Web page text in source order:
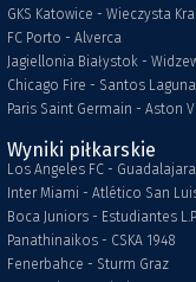
GKS Katowice - Wieczysta
FC Porto - Alverca
Jagiellonia Białystok -
Chicago Fire - Santos Laguna
Paris Saint Germain - Aston
Wyniki piłkarskie
Los Angeles FC -
Inter Miami - Atlético San
Boca Juniors - Estudiantes L.P.
Panathinaikos - CSKA 1948
Fenerbahce - Sturm Graz